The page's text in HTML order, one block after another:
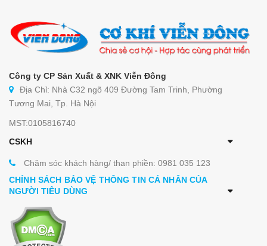
Công ty CP Sản Xuất & XNK Viễn Đông
Địa Chỉ: Nhà C32 ngõ 409 Đường Tam Trinh, Phường
Tương Mai, Tp. Hà Nội
MST:0105816740
CSKH
Chăm sóc khách hàng/ than phiền: 0981 035 123
CHÍNH SÁCH BẢO VỆ THÔNG TIN CÁ NHÂN CỦA
NGƯỜI TIÊU DÙNG